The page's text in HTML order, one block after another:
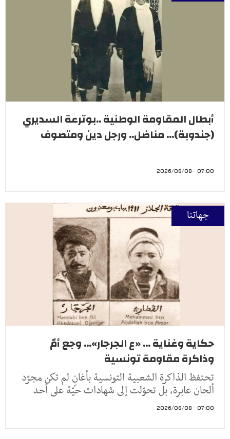
أبطال المقاومة الوطنية ..بوترعة السديري
(جندوبة)... مناضل.. ورجل دين ومتصوف
07:00 - 2026/08/08
جهاتنا
حكاية وغناية ... «ع الجرجار»... وجع أمّ
وذاكرة مقاومة تونسية
تحتفظ الذاكرة الشعبية التونسية بأغانٍ لم تكن مجرّد
ألحان عابرة، بل تحوّلت إلى شهادات حيّة على أحد
07:00 - 2026/08/08